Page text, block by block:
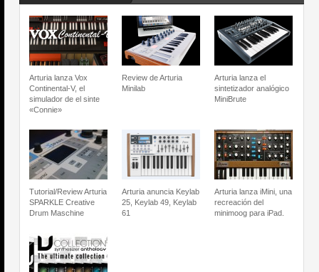
Arturia lanza Vox
Continental-V, el
simulador de el sinte
«Connie»
Review de Arturia
Minilab
Arturia lanza el
sintetizador analógico
MiniBrute
Tutorial/Review Arturia
SPARKLE Creative
Drum Maschine
Arturia anuncia Keylab
25, Keylab 49, Keylab
61
Arturia lanza iMini, una
recreación del
minimoog para iPad.